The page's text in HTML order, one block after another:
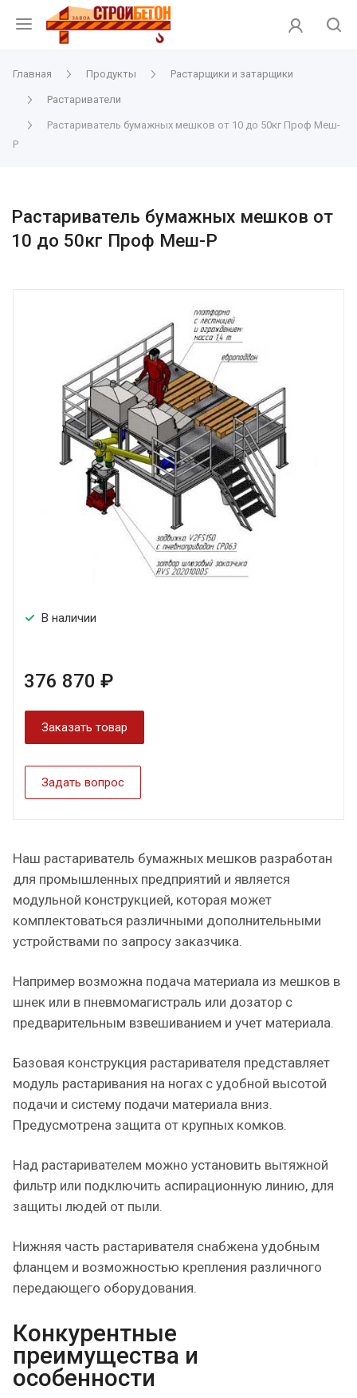
Главная Продукты Растарщики и затарщики
Растариватели
Растариватель бумажных мешков от 10 до 50кг Проф Меш-
Р
Растариватель бумажных мешков от
10 до 50кг Проф Меш-Р
В наличии
376 870 ₽
Заказать товар
Задать вопрос
Наш растариватель бумажных мешков разработан
для промышленных предприятий и является
модульной конструкцией, которая может
комплектоваться различными дополнительными
устройствами по запросу заказчика.
Например возможна подача материала из мешков в
шнек или в пневмомагистраль или дозатор с
предварительным взвешиванием и учет материала.
Базовая конструкция растаривателя представляет
модуль растаривания на ногах с удобной высотой
подачи и систему подачи материала вниз.
Предусмотрена защита от крупных комков.
Над растаривателем можно установить вытяжной
фильтр или подключить аспирационную линию, для
защиты людей от пыли.
Нижняя часть растаривателя снабжена удобным
фланцем и возможностью крепления различного
передающего оборудования.
Конкурентные
преимущества и
особенности